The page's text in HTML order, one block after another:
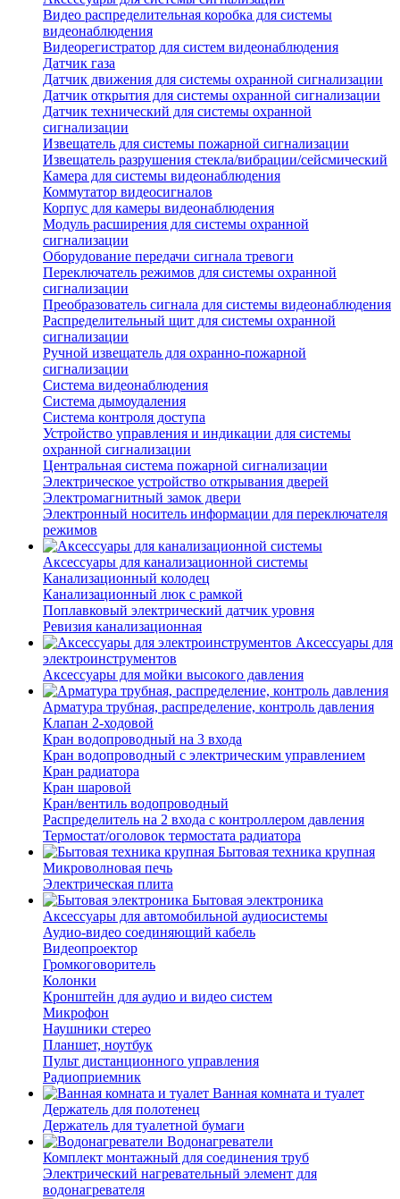
Видео распределительная коробка для системы
видеонаблюдения
Видеорегистратор для систем видеонаблюдения
Датчик газа
Датчик движения для системы охранной сигнализации
Датчик открытия для системы охранной сигнализации
Датчик технический для системы охранной
сигнализации
Извещатель для системы пожарной сигнализации
Извещатель разрушения стекла/вибрации/сейсмический
Камера для системы видеонаблюдения
Коммутатор видеосигналов
Корпус для камеры видеонаблюдения
Модуль расширения для системы охранной
сигнализации
Оборудование передачи сигнала тревоги
Переключатель режимов для системы охранной
сигнализации
Преобразователь сигнала для системы видеонаблюдения
Распределительный щит для системы охранной
сигнализации
Ручной извещатель для охранно-пожарной
сигнализации
Система видеонаблюдения
Система дымоудаления
Система контроля доступа
Устройство управления и индикации для системы
охранной сигнализации
Центральная система пожарной сигнализации
Электрическое устройство открывания дверей
Электромагнитный замок двери
Электронный носитель информации для переключателя
режимов
Аксессуары для канализационной системы
Канализационный колодец
Канализационный люк с рамкой
Поплавковый электрический датчик уровня
Ревизия канализационная
Аксессуары для
электроинструментов
Аксессуары для мойки высокого давления
Арматура трубная, распределение, контроль давления
Клапан 2-ходовой
Кран водопроводный на 3 входа
Кран водопроводный с электрическим управлением
Кран радиатора
Кран шаровой
Кран/вентиль водопроводный
Распределитель на 2 входа с контроллером давления
Термостат/оголовок термостата радиатора
Бытовая техника крупная
Микроволновая печь
Электрическая плита
Бытовая электроника
Аксессуары для автомобильной аудиосистемы
Аудио-видео соединяющий кабель
Видеопроектор
Громкоговоритель
Колонки
Кронштейн для аудио и видео систем
Микрофон
Наушники стерео
Планшет, ноутбук
Пульт дистанционного управления
Радиоприемник
Ванная комната и туалет
Держатель для полотенец
Держатель для туалетной бумаги
Водонагреватели
Комплект монтажный для соединения труб
Электрический нагревательный элемент для
водонагревателя